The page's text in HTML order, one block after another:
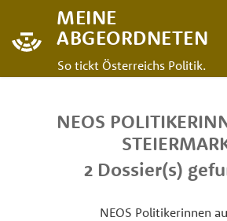
MEINE
ABGEORDNETEN
So tickt Österreichs Politik.
NEOS
2 Dossier(s)
NEOS Politikerinnen